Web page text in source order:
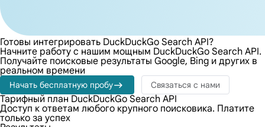
Готовы интегрировать DuckDuckGo Search API?
Начните работу с нашим мощным DuckDuckGo Search API.
Получайте поисковые результаты Google, Bing и других в
реальном времени
Начать бесплатную пробу Связаться с нами
Тарифный план DuckDuckGo Search API
Доступ к ответам любого крупного поисковика. Платите
только за успех